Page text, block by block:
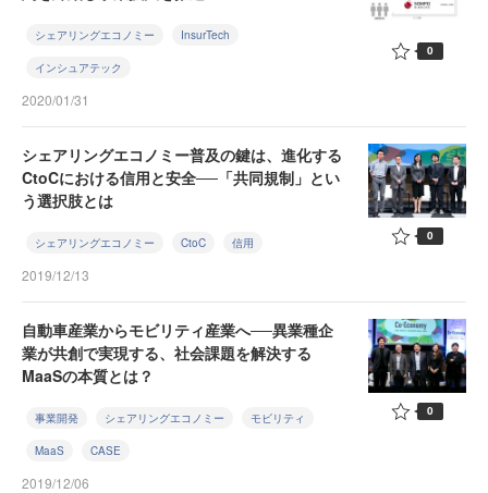
シェアリングエコノミー InsurTech
インシュアテック
2020/01/31
0
シェアリングエコノミー普及の鍵は、進化する
CtoCにおける信用と安全──「共同規制」とい
う選択肢とは
シェアリングエコノミー CtoC 信用
2019/12/13
0
自動車産業からモビリティ産業へ──異業種企
業が共創で実現する、社会課題を解決する
MaaSの本質とは？
事業開発 シェアリングエコノミー モビリティ
MaaS CASE
2019/12/06
0